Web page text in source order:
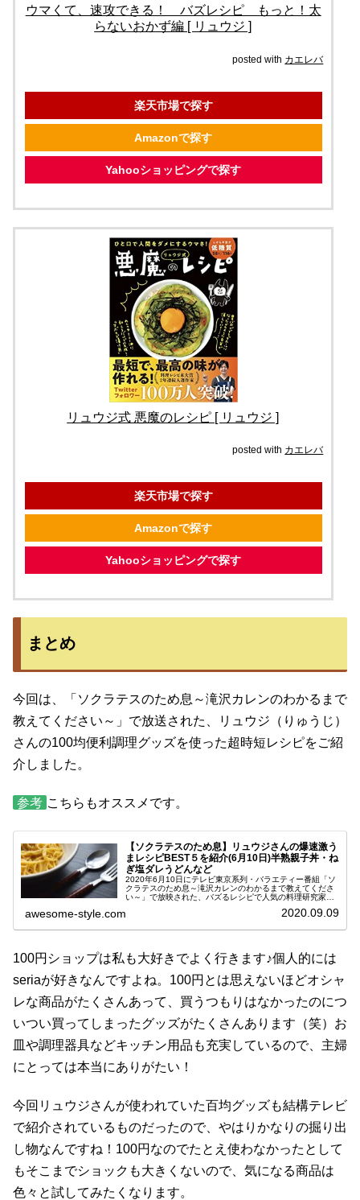
ウマくて、速攻できる！ バズレシピ もっと！太
らないおかず編 [ リュウジ ]
posted with カエレバ
楽天市場で探す
Amazonで探す
Yahooショッピングで探す
リュウジ式 悪魔のレシピ [ リュウジ ]
posted with カエレバ
楽天市場で探す
Amazonで探す
Yahooショッピングで探す
まとめ
今回は、「ソクラテスのため息～滝沢カレンのわかるまで
教えてください～」で放送された、リュウジ（りゅうじ）
さんの100均便利調理グッズを使った超時短レシピをご紹
介しました。
参考 こちらもオススメです。
【ソクラテスのため息】リュウジさんの爆速激う
まレシピBEST５を紹介(6月10日)半熟親子丼・ね
ぎ塩ダレうどんなど
2020年6月10日にテレビ東京系列・バラエティー番組「ソ
クラテスのため息～滝沢カレンのわかるまで教えてくださ
い～」で放映された、バズるレシピで人気の料理研究家リ
awesome-style.com 2020.09.09
100円ショップは私も大好きでよく行きます♪個人的には
seriaが好きなんですよね。100円とは思えないほどオシャ
レな商品がたくさんあって、買うつもりはなかったのにつ
いつい買ってしまったグッズがたくさんあります（笑）お
皿や調理器具などキッチン用品も充実しているので、主婦
にとっては本当にありがたい！
今回リュウジさんが使われていた百均グッズも結構テレビ
で紹介されているものだったので、やはりかなりの掘り出
し物なんですね！100円なのでたとえ使わなかったとして
もそこまでショックも大きくないので、気になる商品は
色々と試してみたくなります。